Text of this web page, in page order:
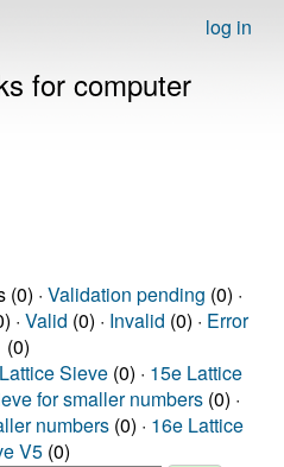
log in
for computer
(0) · Validation pending (0) ·
· Valid (0) · Invalid (0) · Error
(0)
Sieve (0) · 15e Lattice
for smaller numbers (0) ·
numbers (0) · 16e Lattice
V5 (0)